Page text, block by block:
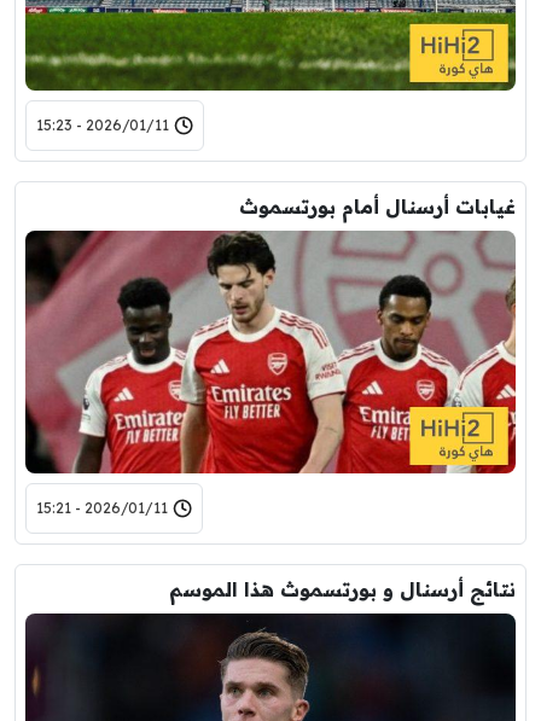
2026/01/11 - 15:23
غيابات أرسنال أمام بورتسموث
2026/01/11 - 15:21
نتائج أرسنال و بورتسموث هذا الموسم